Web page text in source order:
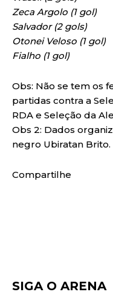
Zeca Argolo (1 gol)
Salvador (2 gols)
Otonei Veloso (1 gol)
Fialho (1 gol)
Obs: Não se tem os
partidas contra a
RDA e Seleção da
Obs 2: Dados
negro Ubiratan Brito.
Compartilhe
SIGA O ARENA